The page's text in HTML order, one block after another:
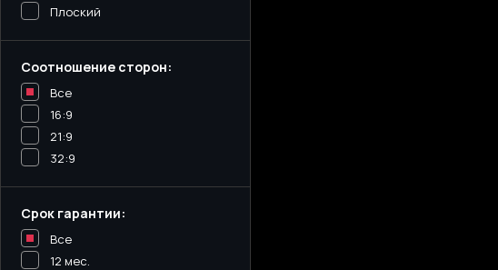
Плоский
Соотношение сторон:
Все
16:9
21:9
32:9
Срок гарантии:
Все
12 мес.